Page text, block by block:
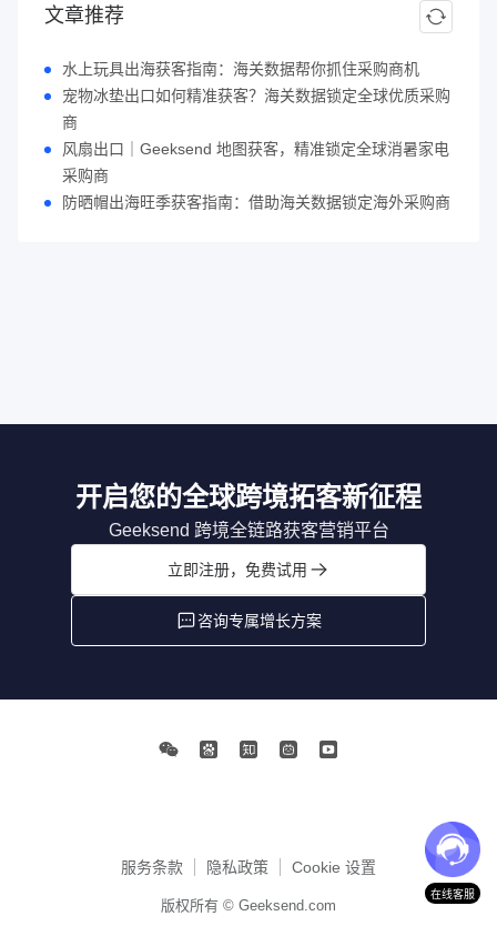
文章推荐
水上玩具出海获客指南：海关数据帮你抓住采购商机
宠物冰垫出口如何精准获客？海关数据锁定全球优质采购
商
风扇出口｜Geeksend 地图获客，精准锁定全球消暑家电
采购商
防晒帽出海旺季获客指南：借助海关数据锁定海外采购商
开启您的全球跨境拓客新征程
Geeksend 跨境全链路获客营销平台
立即注册，免费试用
咨询专属增长方案
服务条款 隐私政策 Cookie 设置
版权所有 © Geeksend.com
在线客服